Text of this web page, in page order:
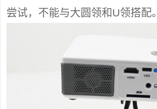
尝试，不能与大圆领和U领搭配。